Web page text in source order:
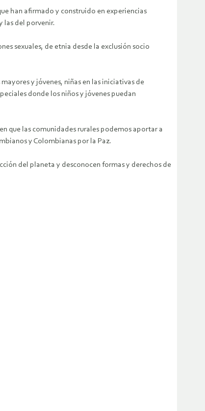
han afirmado y construido en experiencias
las del porvenir.
sexuales, de etnia desde la exclusión socio
y jóvenes, niñas en las iniciativas de
donde los niños y jóvenes puedan
que las comunidades rurales podemos aportar a
y Colombianas por la Paz.
del planeta y desconocen formas y derechos de